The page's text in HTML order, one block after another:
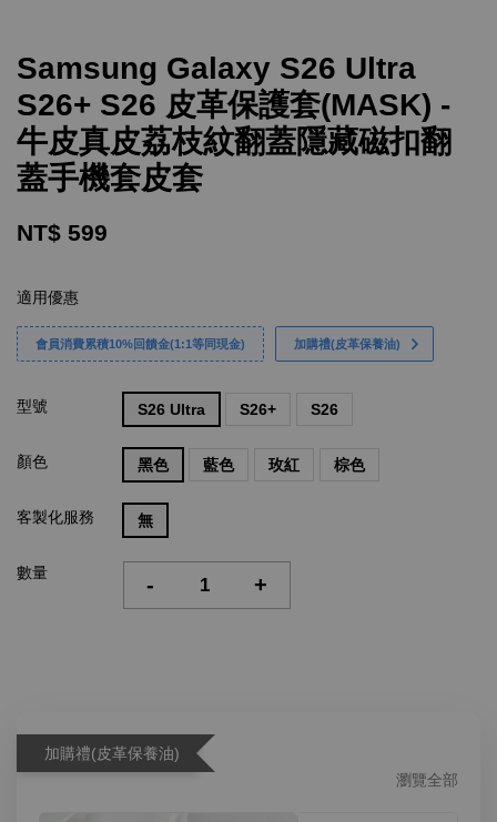
Samsung Galaxy S26 Ultra
S26+ S26 皮革保護套(MASK) -
牛皮真皮荔枝紋翻蓋隱藏磁扣翻
蓋手機套皮套
NT$ 599
適用優惠
會員消費累積10%回饋金(1:1等同現金) 加購禮(皮革保養油)
型號 S26 Ultra S26+ S26
顏色 黑色 藍色 玫紅 棕色
客製化服務 無
數量 - +
加購禮(皮革保養油)
瀏覽全部